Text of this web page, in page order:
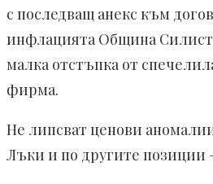
с последващ анекс към
инфлацията Община
малка отстъпка от
фирма.
Не липсват ценови
Лъки и по другите позиции